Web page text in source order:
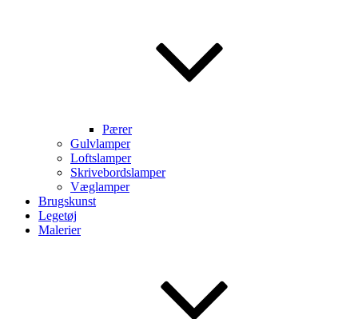
Pærer
Gulvlamper
Loftslamper
Skrivebordslamper
Væglamper
Brugskunst
Legetøj
Malerier